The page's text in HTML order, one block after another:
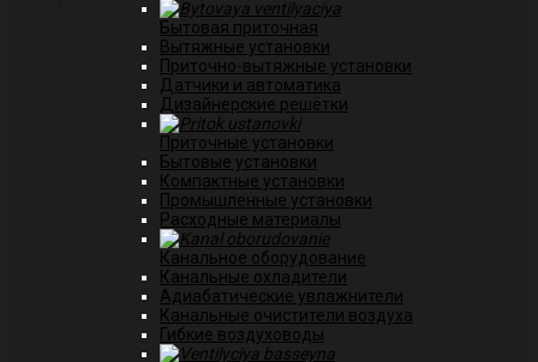
Бытовая приточная
Вытяжные установки
Приточно-вытяжные установки
Датчики и автоматика
Дизайнерские решётки
Приточные установки
Бытовые установки
Компактные установки
Промышленные установки
Расходные материалы
Канальное оборудование
Канальные охладители
Адиабатические увлажнители
Канальные очистители воздуха
Гибкие воздуховоды